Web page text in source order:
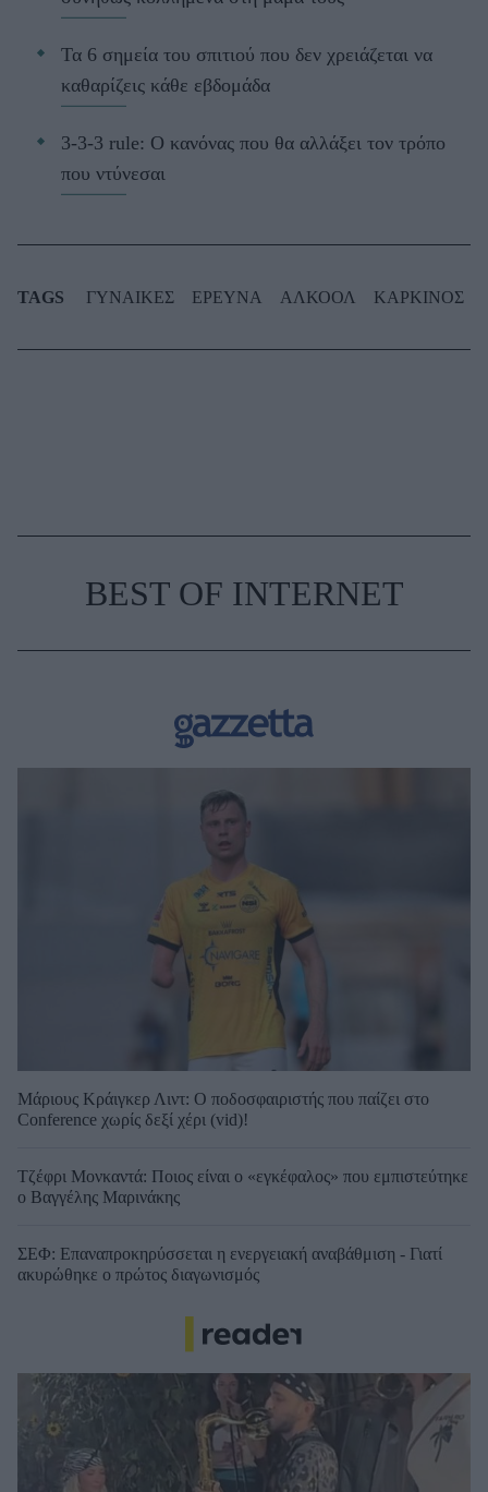
Τα 6 σημεία του σπιτιού που δεν χρειάζεται να
καθαρίζεις κάθε εβδομάδα
3-3-3 rule: Ο κανόνας που θα αλλάξει τον τρόπο
που ντύνεσαι
TAGS ΓΥΝΑΙΚΕΣ ΕΡΕΥΝΑ ΑΛΚΟΟΛ ΚΑΡΚΙΝΟΣ
BEST OF INTERNET
Μάριους Κράιγκερ Λιντ: Ο ποδοσφαιριστής που παίζει στο
Conference χωρίς δεξί χέρι (vid)!
Τζέφρι Μονκαντά: Ποιος είναι ο «εγκέφαλος» που εμπιστεύτηκε
ο Βαγγέλης Μαρινάκης
ΣΕΦ: Επαναπροκηρύσσεται η ενεργειακή αναβάθμιση - Γιατί
ακυρώθηκε ο πρώτος διαγωνισμός